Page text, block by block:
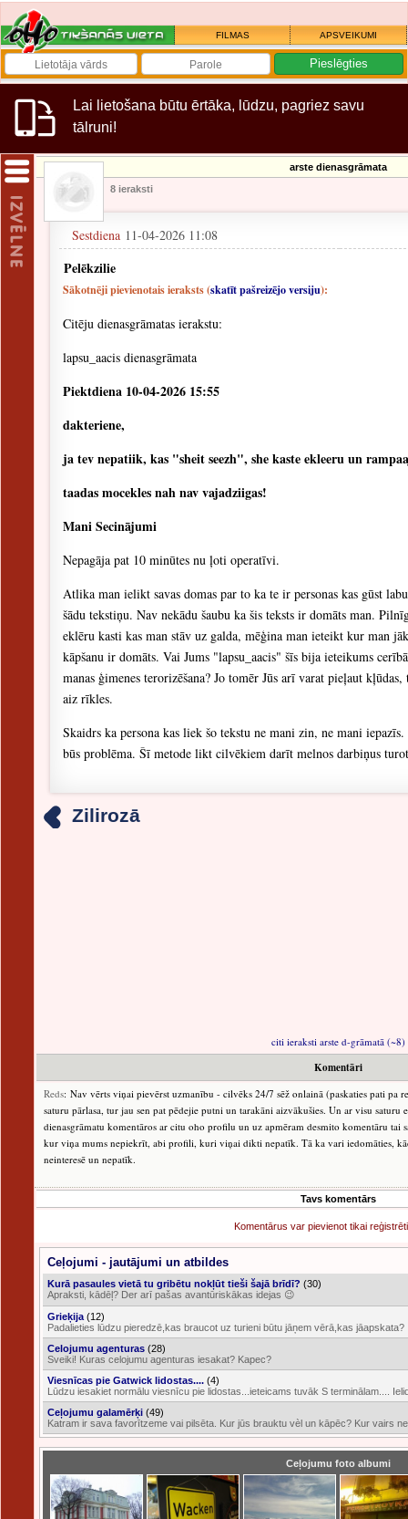
FILMAS APSVEIKUMI
Lai lietošana būtu ērtāka, lūdzu, pagriez savu
tālruni!
arste dienasgrāmata
8 ieraksti
Sestdiena 11-04-2026 11:08
Pelēkzilie
Sākotnēji pievienotais ieraksts (skatīt pašreizējo versiju):
Citēju dienasgrāmatas ierakstu:
lapsu_aacis dienasgrāmata
Piektdiena 10-04-2026 15:55
dakteriene,
ja tev nepatiik, kas "sheit seezh", she kaste ekleeru un
taadas mocekles nah nav vajadziigas!
Mani Secinājumi
Nepagāja pat 10 minūtes nu ļoti operatīvi.
Atlika man ielikt savas domas par to ka te ir personas kas gūst
šādu tekstiņu. Nav nekādu šaubu ka šis teksts ir domāts man.
eklēru kasti kas man stāv uz galda, mēģina man ieteikt kur man
kāpšanu ir domāts. Vai Jums "lapsu_aacis" šīs bija ieteikums
manas ģimenes terorizēšana? Jo tomēr Jūs arī varat pieļaut
aiz rīkles.
Skaidrs ka persona kas liek šo tekstu ne mani zin, ne mani
būs problēma. Šī metode likt cilvēkiem darīt melnos darbiņus
Zilirozā
citi ieraksti arste d-grāmatā (~8)
Komentāri
Reds: Nav vērts viņai pievērst uzmanību - cilvēks 24/7 sēž onlainā (paskaties pati pa
saturu pārlasa, tur jau sen pat pēdejie putni un tarakāni aizvākušies. Un ar visu
dienasgrāmatu komentāros ar citu oho profilu un uz apmēram desmito komentāru tai
kur viņa mums nepiekrīt, abi profili, kuri viņai dikti nepatīk. Tā ka vari iedomāties,
neinteresē un nepatīk.
Tavs komentārs
Komentārus var pievienot tikai
Ceļojumi - jautājumi un atbildes
Kurā pasaules vietā tu gribētu nokļūt tieši šajā brīdī? (30)
Apraksti, kādēļ? Der arī pašas avantūriskākas idejas 😉
Grieķija (12)
Padalieties lūdzu pieredzē,kas braucot uz turieni būtu jāņem vērā,kas jāapskata?
Celojumu agenturas (28)
Sveiki! Kuras celojumu agenturas iesakat? Kapec?
Viesnīcas pie Gatwick lidostas.... (4)
Lūdzu iesakiet normālu viesnīcu pie lidostas...ieteicams tuvāk S terminālam....
Ceļojumu galamērķi (49)
Katram ir sava favorītzeme vai pilsēta. Kur jūs brauktu vèl un kāpēc? Kur vairs
Ceļojumu foto albumi